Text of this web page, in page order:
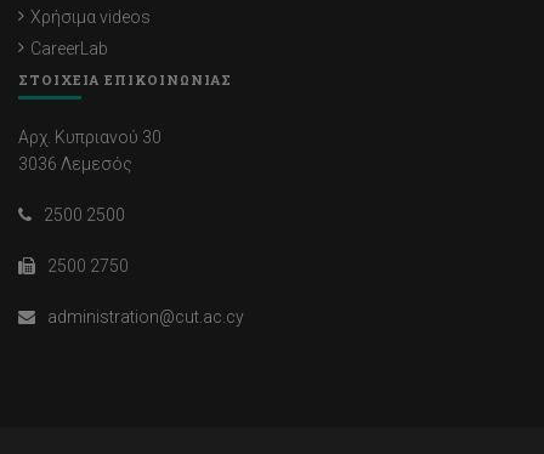
Χρήσιμα videos
CareerLab
ΣΤΟΙΧΕΙΑ ΕΠΙΚΟΙΝΩΝΙΑΣ
Αρχ. Κυπριανού 30
3036 Λεμεσός
2500 2500
2500 2750
administration@cut.ac.cy